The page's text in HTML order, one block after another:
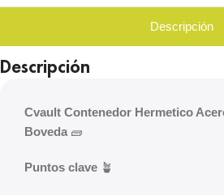
Descripción
Descripción
Cvault Contenedor Hermetico
Boveda 🧱
Puntos clave 🪴